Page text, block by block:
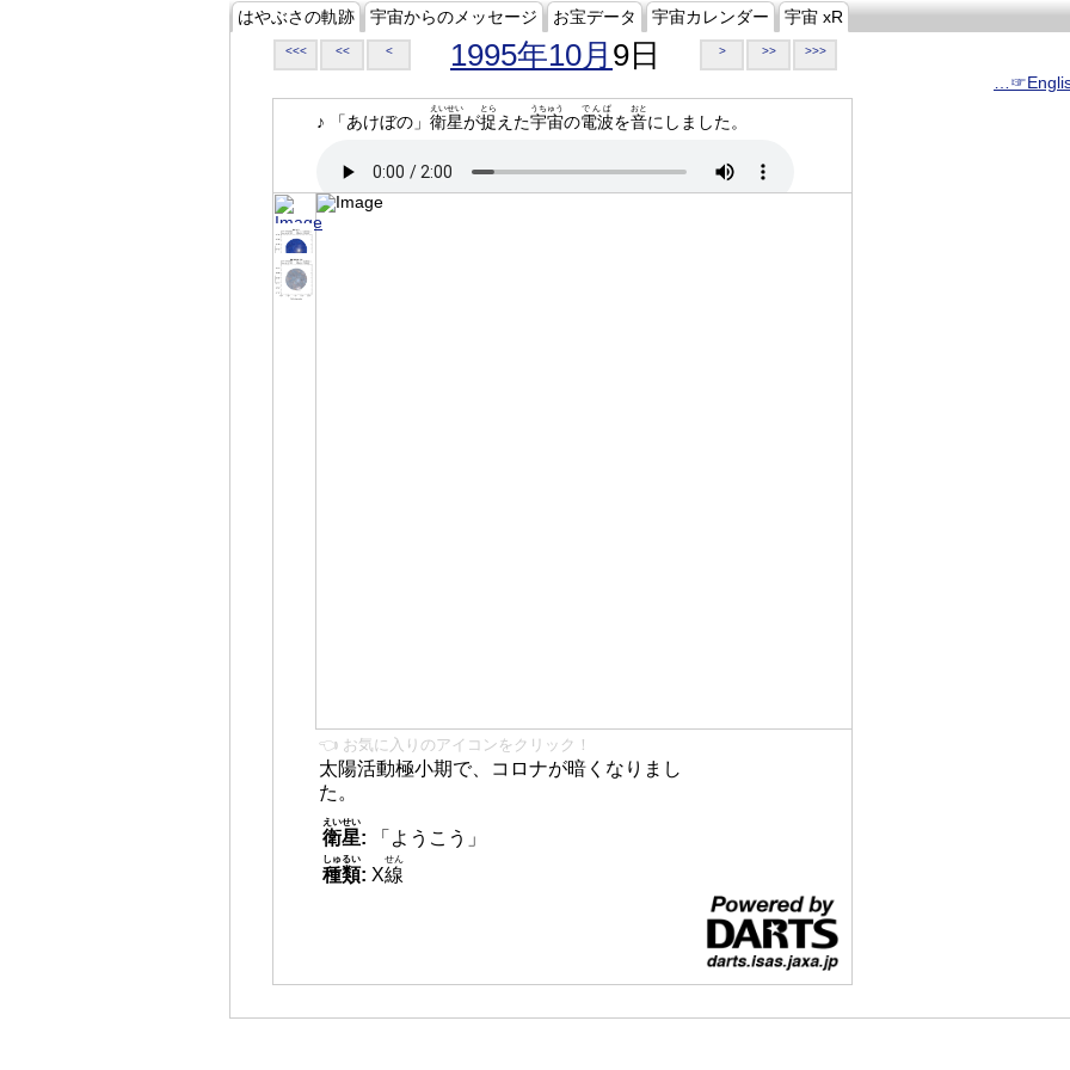
はやぶさの軌跡 宇宙からのメッセージ お宝データ 宇宙カレンダー 宇宙 xR
<<< << < 1995年10月 9日 > >> >>>
♪ 「あけぼの」 衛星
えいせい
が捉
とら
えた宇宙
うちゅう
の電波
でんぱ
を音
おと
にしました。
👈 お気に入りのアイコンをクリック！
太陽活動極小期で、コロナが暗くなりまし
た。
衛星
えいせい
:
「ようこう」
種類
しゅるい
: X線
せん